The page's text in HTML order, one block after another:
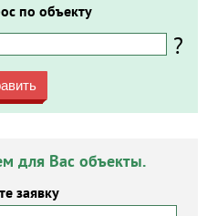
по объекту
?
для Вас объекты.
заявку